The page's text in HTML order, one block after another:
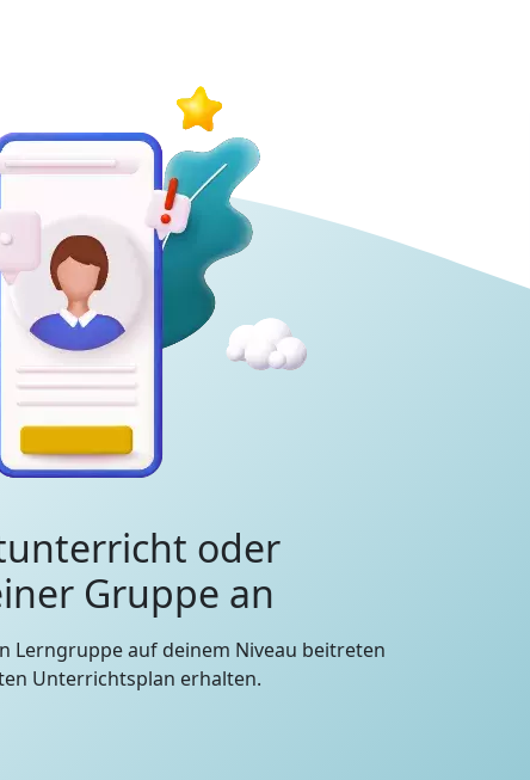
oder
Gruppe an
Lerngruppe auf deinem Niveau beitreten
Unterrichtsplan erhalten.